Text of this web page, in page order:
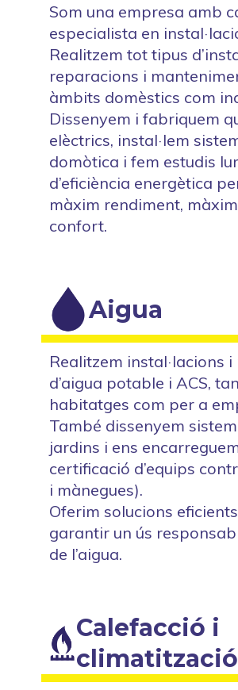
Som una empresa amb
especialista en
Realitzem tot tipus
reparacions i
àmbits domèstics com
Dissenyem i fabriquem
elèctrics, instal·lem
domòtica i fem estudis
d’eficiència energètica
màxim rendiment,
confort.
Aigua
Realitzem instal·lacions
d’aigua potable i ACS,
habitatges com per a
També dissenyem
jardins i ens
certificació d’equips
i mànegues).
Oferim solucions
garantir un ús
de l’aigua.
Calefacció i
climatització